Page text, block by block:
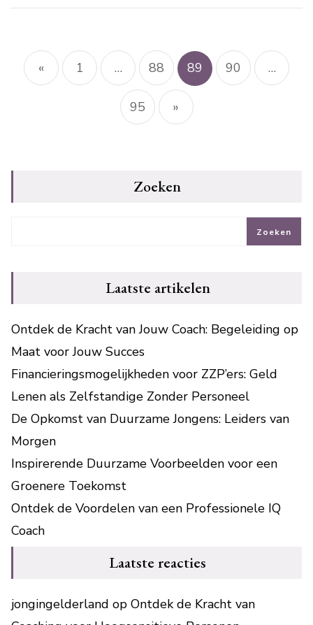
Berichtnavigatie
« 1 … 88 89 90 …
95 »
Zoeken
Zoeken
Laatste artikelen
Ontdek de Kracht van Jouw Coach: Begeleiding op
Maat voor Jouw Succes
Financieringsmogelijkheden voor ZZP’ers: Geld
Lenen als Zelfstandige Zonder Personeel
De Opkomst van Duurzame Jongens: Leiders van
Morgen
Inspirerende Duurzame Voorbeelden voor een
Groenere Toekomst
Ontdek de Voordelen van een Professionele IQ
Coach
Laatste reacties
jongingelderland op Ontdek de Kracht van